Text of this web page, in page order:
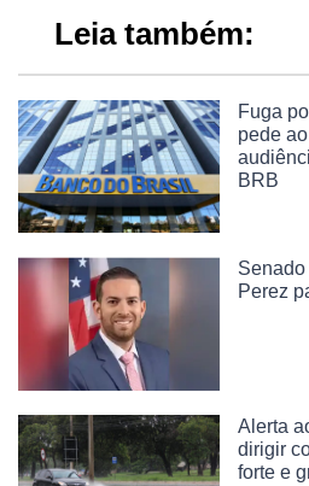
Leia também:
Fuga
pede
BRB
Senado
Perez
Alerta
dirigir
forte e